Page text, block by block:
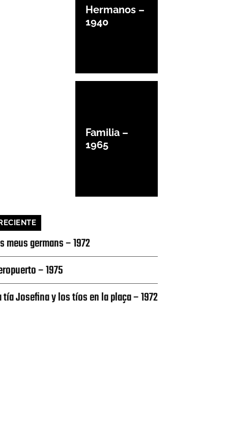
Hermanos –
1940
Familia –
1965
meus germans – 1972
– 1975
tía Josefina y los tíos en la plaça – 1972